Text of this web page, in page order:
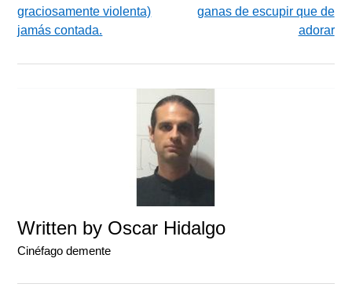
graciosamente violenta)
jamás contada.
ganas de escupir que de
adorar
Written by Oscar Hidalgo
Cinéfago demente